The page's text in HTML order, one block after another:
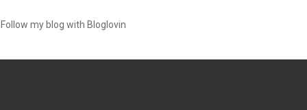
Follow my blog with Bloglovin